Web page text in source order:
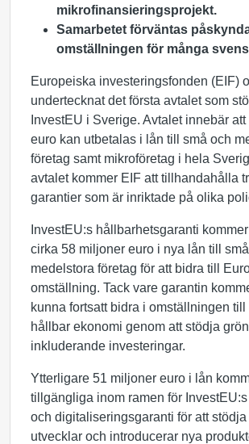
mikrofinansieringsprojekt.
Samarbetet förväntas
omställningen för många
Europeiska investeringsfonden (EIF)
undertecknat det första avtalet som
InvestEU i Sverige. Avtalet innebär
euro kan utbetalas i lån till små och
företag samt mikroföretag i hela
avtalet kommer EIF att tillhandahålla
garantier som är inriktade på olika
InvestEU:s hållbarhetsgaranti
cirka 58 miljoner euro i nya lån till
medelstora företag för att bidra till
omställning. Tack vare garantin
kunna fortsatt bidra i omställningen till
hållbar ekonomi genom att stödja
inkluderande investeringar.
Ytterligare 51 miljoner euro i lån
tillgängliga inom ramen för
och digitaliseringsgaranti för att
utvecklar och introducerar nya